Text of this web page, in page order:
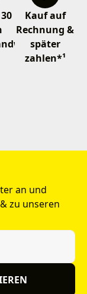
Kauf auf
Rechnung &
später
zahlen*¹
an und
zu unseren